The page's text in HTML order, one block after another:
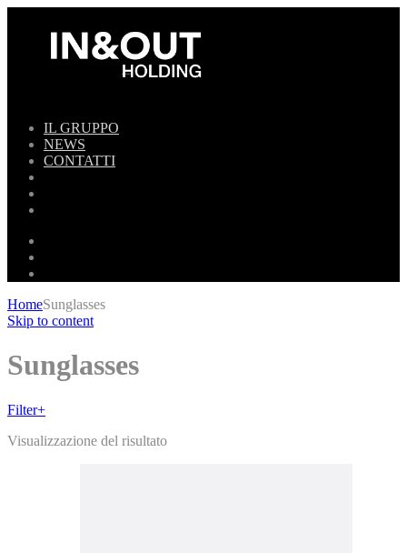
IL GRUPPO
NEWS
CONTATTI
HomeSunglasses
Skip to content
Sunglasses
Filter+
Visualizzazione del risultato